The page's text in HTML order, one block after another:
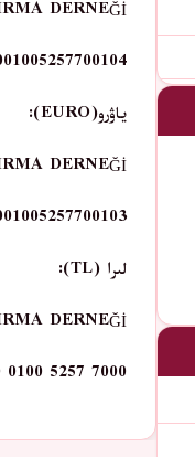
DERNEĞİ
ياۋرو(EURO):
DERNEĞİ
لىرا (TL):
DERNEĞİ
5257 7000